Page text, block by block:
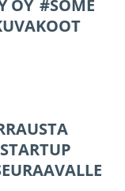
OY
SOME
STARTUP